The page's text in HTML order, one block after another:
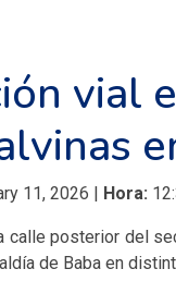
vial
11, 2026 | Hora:
calle posterior del
de Baba en